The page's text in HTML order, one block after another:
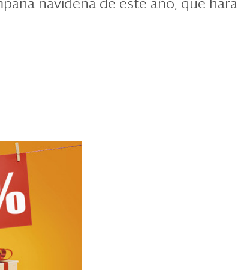
navideña de este año, que hará